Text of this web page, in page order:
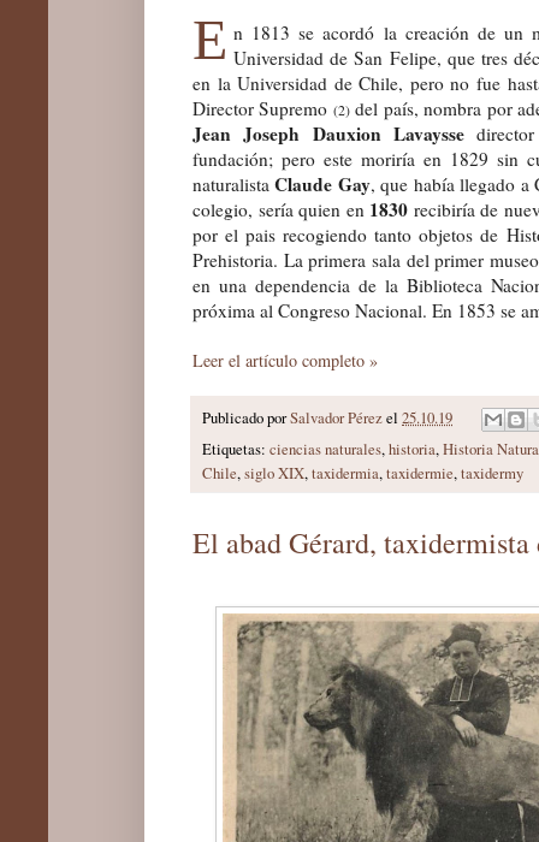
E n 1813 se acordó la creación de un
Universidad de San Felipe, que tres
en la Universidad de Chile, pero no fue
Director Supremo (2)del país, nombra por
Jean Joseph Dauxion Lavaysse
fundación; pero este moriría en 1829 sin
naturalistaClaude Gay, que había llegado a
colegio, sería quien en 1830 recibiría de
por el pais recogiendo tanto objetos de
Prehistoria. La primera sala del primer
en una dependencia de la Biblioteca
próxima al Congreso Nacional. En 1853 se
Leer el artículo completo »
Publicado porSalvador Pérezel 25.10.19
Etiquetas: ciencias naturales,historia,Historia
Chile,siglo XIX,taxidermia,taxidermie,taxidermy
El abad Gérard, taxidermista